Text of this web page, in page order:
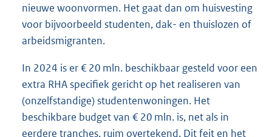
nieuwe woonvormen. Het gaat dan om huisvesting
voor bijvoorbeeld studenten, dak- en thuislozen of
arbeidsmigranten.
In 2024 is er € 20 mln. beschikbaar gesteld voor een
extra RHA specifiek gericht op het realiseren van
(onzelfstandige) studentenwoningen. Het
beschikbare budget van € 20 mln. is, net als in
eerdere tranches, ruim overtekend. Dit feit en het